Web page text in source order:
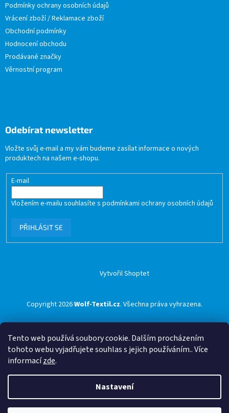
Tento web používá soubory cookie. Dalším procházením
tohoto webu vyjadřujete souhlas s jejich používáním.. Více
informacízde.
Nastavení
Podmínky ochrany osobních údajů
Vrácení zboží / Reklamace zboží
Obchodní podmínky
Hodnocení obchodu
Prodávané značky
Věrnostní program
Odebírat newsletter
Vložte svůj e-mail a my vám budeme zasílat informace o nových
produktech na našem e-shopu.
E-mail
Vložením e-mailu souhlasíte s podmínkami ochrany osobních údajů
PŘIHLÁSIT SE
Vytvořil Shoptet
Copyright 2026Wolf-Textil.cz. Všechna práva vyhrazena.